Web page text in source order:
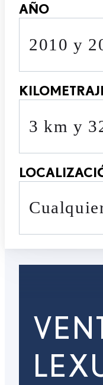
AÑO
2010 y
3 km y